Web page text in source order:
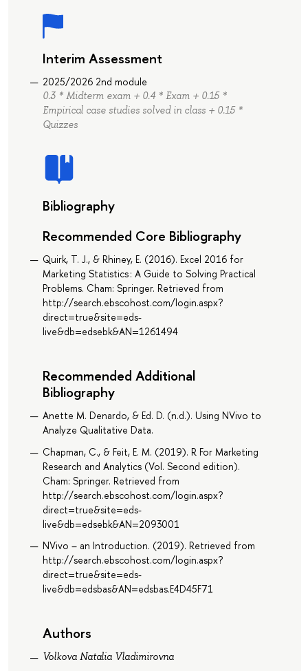
Interim Assessment
2025/2026 2nd module
0.3 * Midterm exam + 0.4 * Exam + 0.15 *
Empirical case studies solved in class + 0.15 *
Quizzes
Bibliography
Recommended Core Bibliography
Quirk, T. J., & Rhiney, E. (2016). Excel 2016 for
Marketing Statistics : A Guide to Solving Practical
Problems. Cham: Springer. Retrieved from
http://search.ebscohost.com/login.aspx?
direct=true&site=eds-
live&db=edsebk&AN=1261494
Recommended Additional
Bibliography
Anette M. Denardo, & Ed. D. (n.d.). Using NVivo to
Analyze Qualitative Data.
Chapman, C., & Feit, E. M. (2019). R For Marketing
Research and Analytics (Vol. Second edition).
Cham: Springer. Retrieved from
http://search.ebscohost.com/login.aspx?
direct=true&site=eds-
live&db=edsebk&AN=2093001
NVivo – an Introduction. (2019). Retrieved from
http://search.ebscohost.com/login.aspx?
direct=true&site=eds-
live&db=edsbas&AN=edsbas.E4D45F71
Authors
Volkova Natalia Vladimirovna